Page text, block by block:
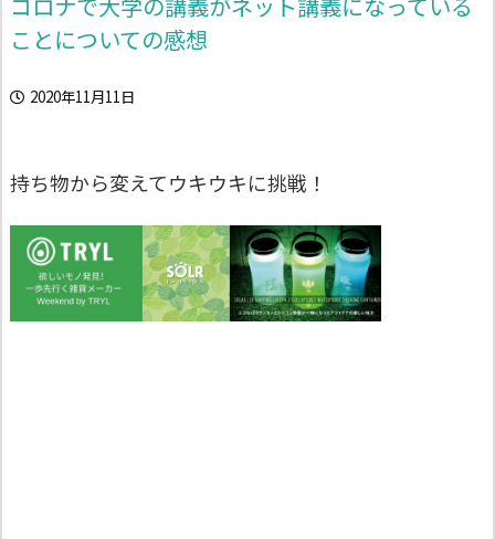
ことについての感想
2020年11月11日
持ち物から変えてウキウキに挑戦！